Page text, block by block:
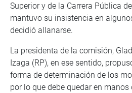
Superior y de la Carrera Pública
mantuvo su insistencia en
decidió allanarse.
La presidenta de la comisión,
Izaga (RP), en ese sentido,
forma de determinación de los
por lo que debe quedar en manos